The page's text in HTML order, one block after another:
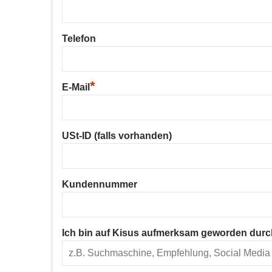
Telefon
E-Mail *
USt-ID (falls vorhanden)
Kundennummer
Ich bin auf Kisus aufmerksam geworden